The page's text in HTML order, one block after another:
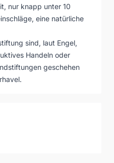
nur knapp unter 10
eine natürliche
sind, laut Engel,
Handeln oder
geschehen